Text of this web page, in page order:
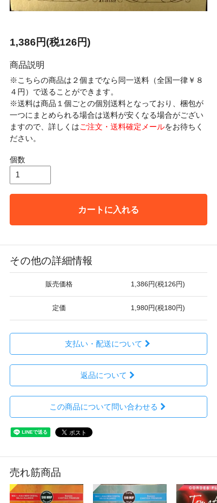
1,386円(税126円)
商品説明
※こちらの商品は２個までなら同一送料（全国一律￥８
４円）で送ることができます。
※送料は商品１個ごとの個別送料となっており、梱包が
一つにまとめられる場合は送料が安くなる場合がござい
ますので、詳しくはご注文・送料確定メールをお待ちく
ださい。
個数
カートに入れる
その他の詳細情報
販売価格 1,386円(税126円)
定価 1,980円(税180円)
支払い・配送について
返品について
この商品について問い合わせる
売れ筋商品